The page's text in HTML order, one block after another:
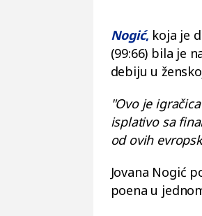
Nogić, koja je
(99:66) bila je
debiju u
"Ovo je
isplativo sa
od ovih
Jovana Nogić
poena u